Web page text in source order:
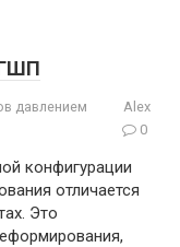
давлением
Alex
0
конфигурации
отличается
Это